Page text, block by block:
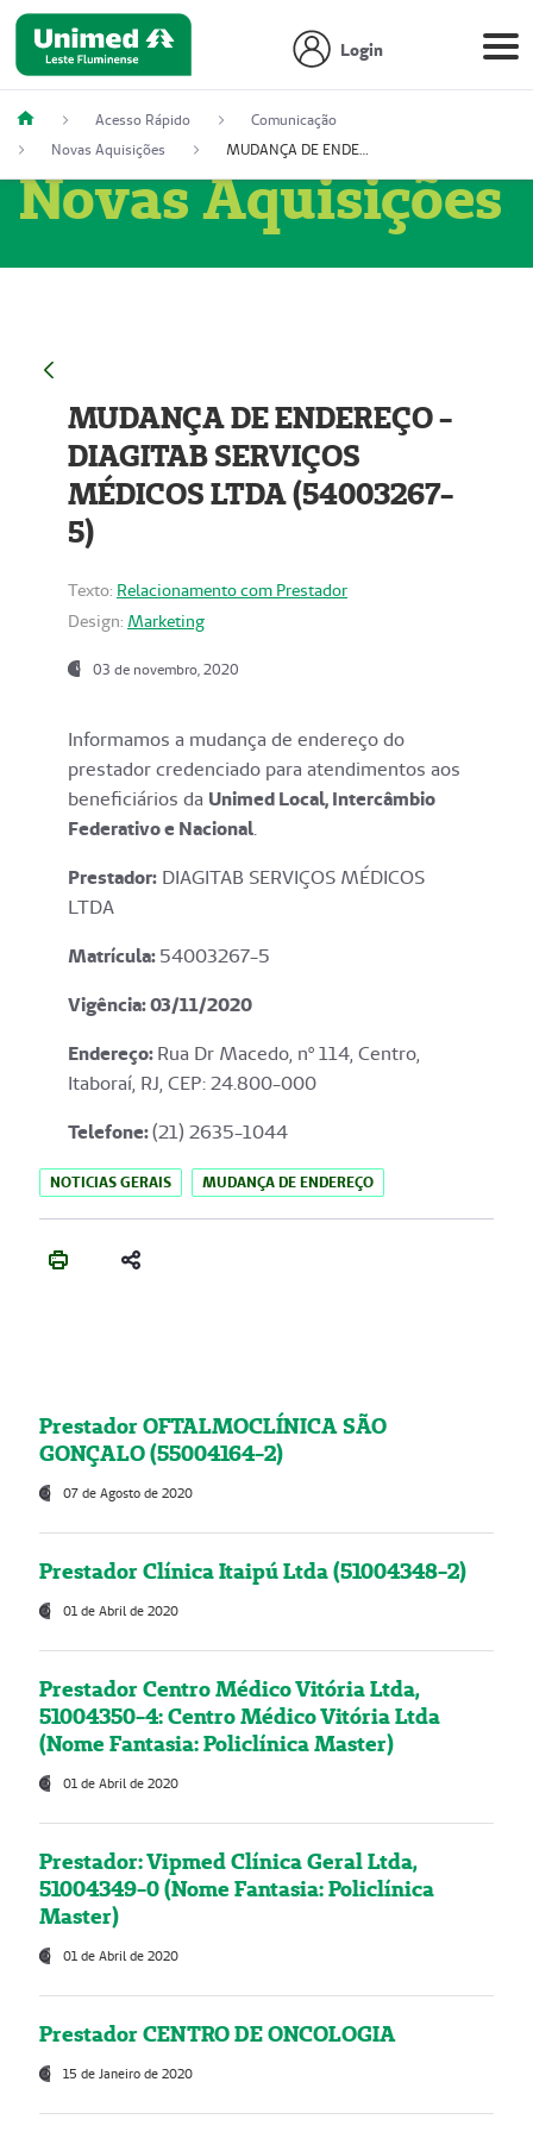
Login
Acesso Rápido
Comunicação
Novas Aquisições
MUDANÇA DE ENDEREÇO - DIAGITAB SERVIÇOS MÉDICOS LTDA (54003267-5)
Novas Aquisições
MUDANÇA DE ENDEREÇO -
DIAGITAB SERVIÇOS
MÉDICOS LTDA (54003267-
5)
Texto: Relacionamento com Prestador
Design: Marketing
03 de novembro, 2020
Informamos a mudança de endereço do
prestador credenciado para atendimentos aos
beneficiários da Unimed Local, Intercâmbio
Federativo e Nacional.
Prestador: DIAGITAB SERVIÇOS MÉDICOS
LTDA
Matrícula:54003267-5
Vigência: 03/11/2020
Endereço:Rua Dr Macedo, nº 114, Centro,
Itaboraí, RJ, CEP: 24.800-000
Telefone:(21) 2635-1044
NOTICIAS GERAIS MUDANÇA DE ENDEREÇO
Prestador OFTALMOCLÍNICA SÃO
GONÇALO (55004164-2)
07 de Agosto de 2020
Prestador Clínica Itaipú Ltda (51004348-2)
01 de Abril de 2020
Prestador Centro Médico Vitória Ltda,
51004350-4: Centro Médico Vitória Ltda
(Nome Fantasia: Policlínica Master)
01 de Abril de 2020
Prestador: Vipmed Clínica Geral Ltda,
51004349-0 (Nome Fantasia: Policlínica
Master)
01 de Abril de 2020
Prestador CENTRO DE ONCOLOGIA
15 de Janeiro de 2020